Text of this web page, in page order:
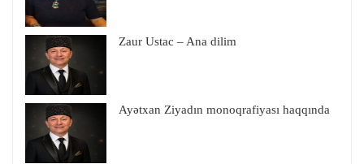
Zaur Ustac – Ana dilim
Ayətxan Ziyadın monoqrafiyası haqqında